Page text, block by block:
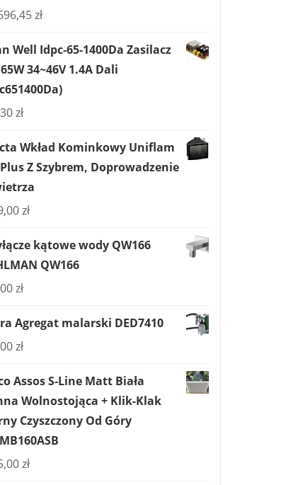
zł
Well Idpc-65-1400Da Zasilacz
34~46V 1.4A Dali
zł
Wkład Kominkowy Uniflam
Z Szybrem, Doprowadzenie
zł
kątowe wody QW166
QW166
zł
Agregat malarski DED7410
zł
Assos S-Line Matt Biała
Wolnostojąca + Klik-Klak
Czyszczony Od Góry
zł